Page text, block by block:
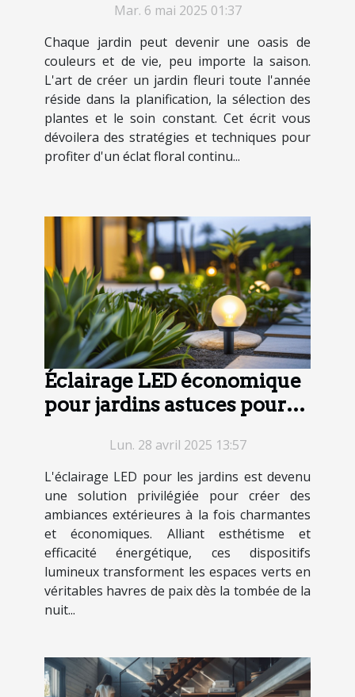
Mar. 6 mai 2025 01:37
Chaque jardin peut devenir une oasis de
couleurs et de vie, peu importe la saison.
L'art de créer un jardin fleuri toute l'année
réside dans la planification, la sélection des
plantes et le soin constant. Cet écrit vous
dévoilera des stratégies et techniques pour
profiter d'un éclat floral continu...
Éclairage LED économique
pour jardins astuces pour
Lun. 28 avril 2025 13:57
L'éclairage LED pour les jardins est devenu
une solution privilégiée pour créer des
ambiances extérieures à la fois charmantes
et économiques. Alliant esthétisme et
efficacité énergétique, ces dispositifs
lumineux transforment les espaces verts en
véritables havres de paix dès la tombée de la
nuit...